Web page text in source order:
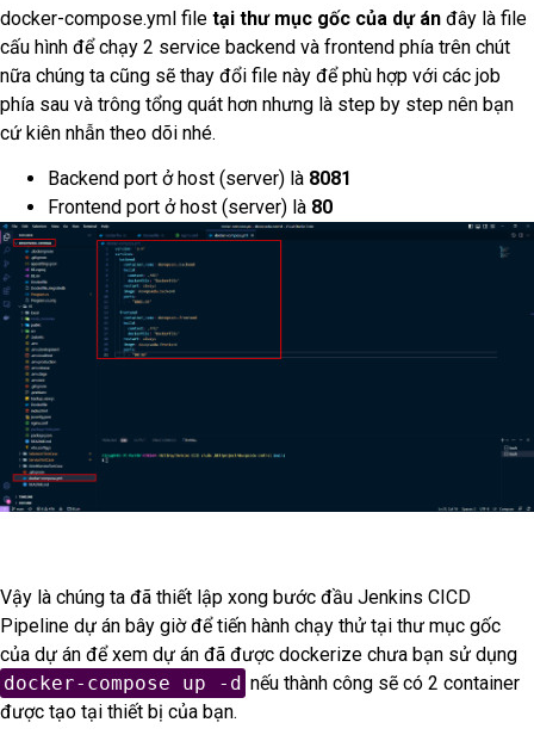
docker-compose.yml file tại thư mục gốc của dự án đây là file
cấu hình để chạy 2 service backend và frontend phía trên chút
nữa chúng ta cũng sẽ thay đổi file này để phù hợp với các job
phía sau và trông tổng quát hơn nhưng là step by step nên bạn
cứ kiên nhẫn theo dõi nhé.
Backend port ở host (server) là 8081
Frontend port ở host (server) là 80
Vậy là chúng ta đã thiết lập xong bước đầu Jenkins CICD
Pipeline dự án bây giờ để tiến hành chạy thử tại thư mục gốc
của dự án để xem dự án đã được dockerize chưa bạn sử dụng
docker-compose up -d nếu thành công sẽ có 2 container
được tạo tại thiết bị của bạn.